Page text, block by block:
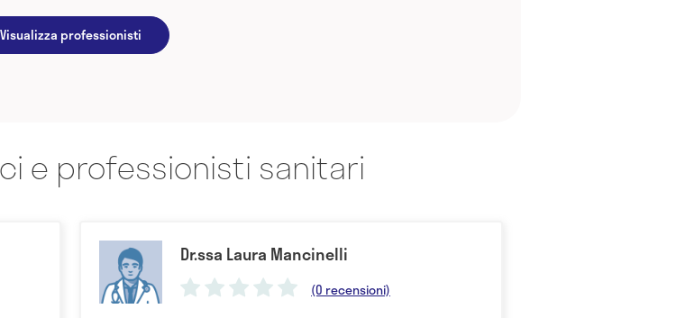
Visualizza professionisti
e professionisti sanitari
Dr.ssa Laura Mancinelli
(0 recensioni)